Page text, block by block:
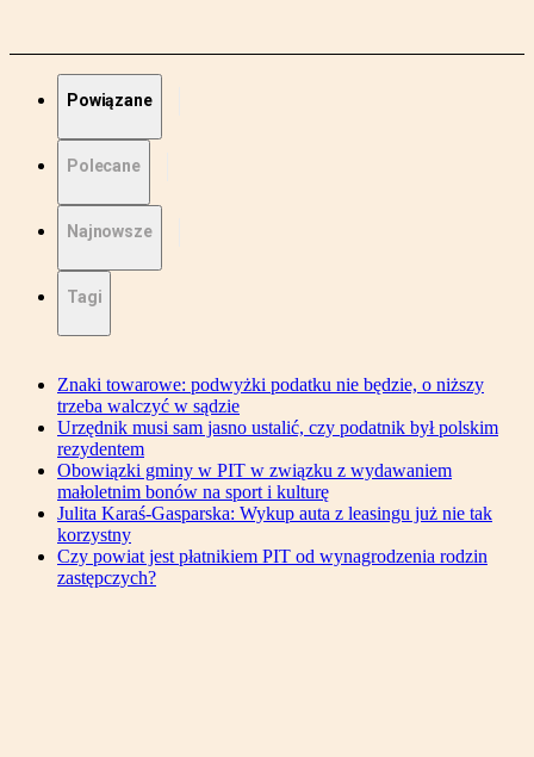
Powiązane
Polecane
Najnowsze
Tagi
Znaki towarowe: podwyżki podatku nie będzie, o niższy
trzeba walczyć w sądzie
Urzędnik musi sam jasno ustalić, czy podatnik był polskim
rezydentem
Obowiązki gminy w PIT w związku z wydawaniem
małoletnim bonów na sport i kulturę
Julita Karaś-Gasparska: Wykup auta z leasingu już nie tak
korzystny
Czy powiat jest płatnikiem PIT od wynagrodzenia rodzin
zastępczych?